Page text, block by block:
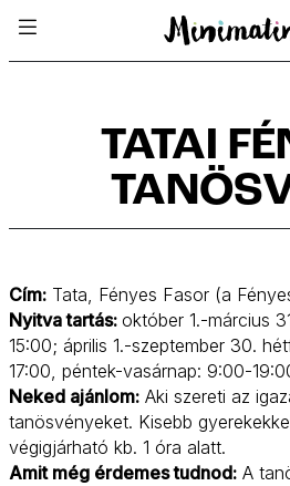
TATAI
Cím: Tata, Fényes Fasor (a
Nyitva tartás: október 1.-március
15:00; április 1.-szeptember 30.
17:00, péntek-vasárnap: 9:00-
Neked ajánlom: Aki szereti az
tanösvényeket. Kisebb
végigjárható kb. 1 óra alatt.
Amit még érdemes tudnod: A